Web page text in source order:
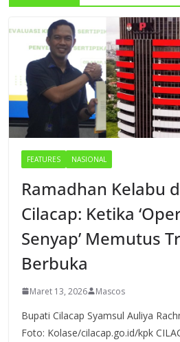
FEATURES NASIONAL
Ramadhan Kelabu
Cilacap: Ketika
Senyap’ Memutus
Berbuka
Maret 13, 2026 Mascos
Bupati Cilacap Syamsul Auliya
Foto: Kolase/cilacap.go.id/kpk